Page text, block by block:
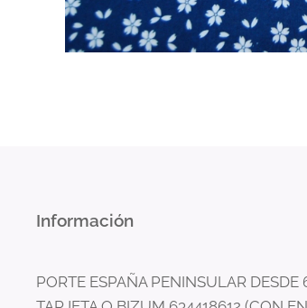
Información
PORTE ESPAÑA PENINSULAR